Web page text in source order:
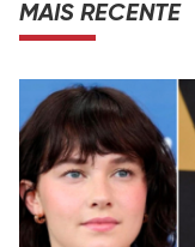
MAIS RECENTE